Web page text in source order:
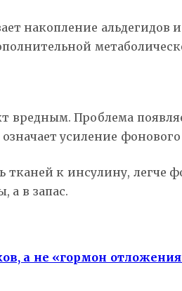
накопление
вредным. Проблема
усиление фонового
тканей к инсулину,
а в запас.
а не «гормон